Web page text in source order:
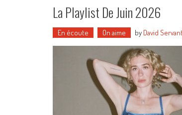
La Playlist De Juin 2026
En écoute On aime by David